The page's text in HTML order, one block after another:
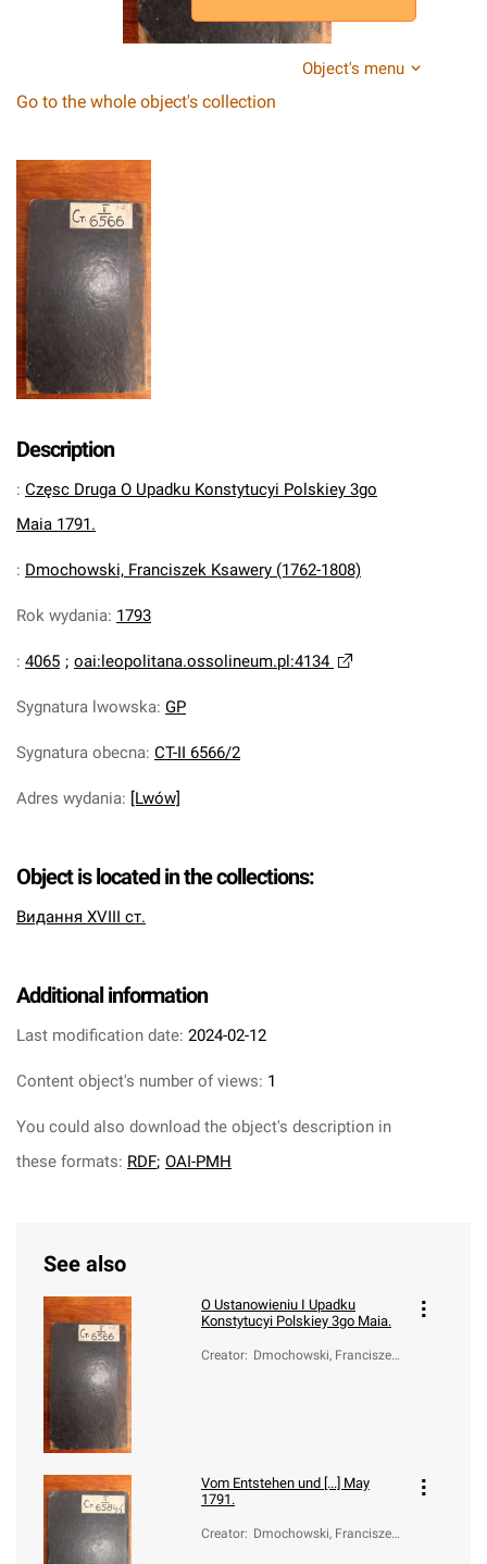
Object's menu
Go to the whole object's collection
Description
: Częsc Druga O Upadku Konstytucyi Polskiey 3go
Maia 1791.
: Dmochowski, Franciszek Ksawery (1762-1808)
Rok wydania: 1793
: 4065 ; oai:leopolitana.ossolineum.pl:4134
Sygnatura lwowska: GP
Sygnatura obecna: CT-II 6566/2
Adres wydania: [Lwów]
Object is located in the collections:
Видання XVIII ст.
Additional information
Last modification date: 2024-02-12
Content object's number of views: 1
You could also download the object's description in
these formats: RDF; OAI-PMH
See also
O Ustanowieniu I Upadku
Konstytucyi Polskiey 3go Maia.
Creator: Dmochowski, Franciszek
Vom Entstehen und [...] May
1791.
Creator: Dmochowski, Franciszek